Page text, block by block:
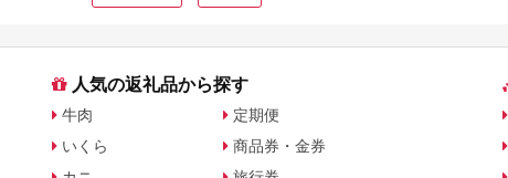
人気の返礼品から探す
牛肉
いくら
定期便
商品券・金券